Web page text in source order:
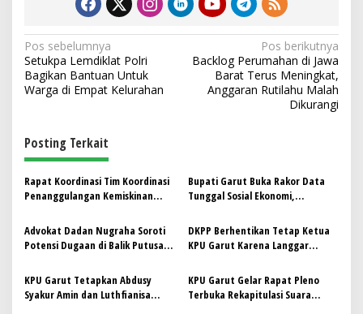
N
a
v
g
a
s
i
p
o
s
Pos sebelumnya
Setukpa Lemdiklat Polri
Bagikan Bantuan Untuk
Warga di Empat Kelurahan
Pos berikutnya
Backlog Perumahan di Jawa
Barat Terus Meningkat,
Anggaran Rutilahu Malah
Dikurangi
Posting Terkait
Rapat Koordinasi Tim Koordinasi
Penanggulangan Kemiskinan
Bupati Garut Buka Rakor Data
Tunggal Sosial Ekonomi,
Tepat Sasaran
Advokat Dadan Nugraha Soroti
Potensi Dugaan di Balik Putusan
Menyeret Bawaslu
DKPP Berhentikan Tetap Ketua
KPU Garut Karena Langgar
Manipulasi Suara Pemilu 2024
KPU Garut Tetapkan Abdusy
Syakur Amin dan Luthfianisa
KPU Garut Gelar Rapat Pleno
Terbuka Rekapitulasi Suara